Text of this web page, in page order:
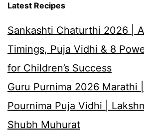
Latest Recipes
Sankashti Chaturthi 2026 |
Timings, Puja Vidhi & 8
for Children’s Success
Guru Purnima 2026 Marathi
Pournima Puja Vidhi |
Shubh Muhurat